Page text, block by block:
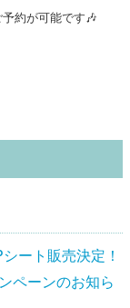
約が可能です🎶
ート販売決定！
ペーンのお知ら